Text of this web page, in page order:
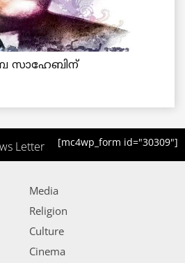
സാഹേബിന്
Letter [mc4wp_form id="30309"]
Media
Religion
Culture
Cinema